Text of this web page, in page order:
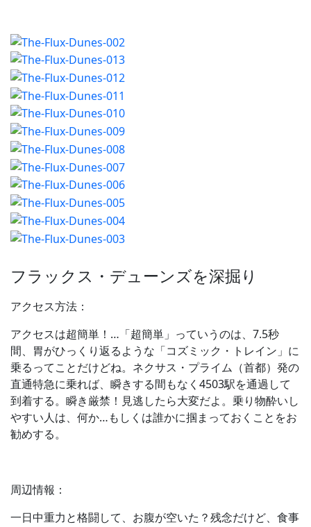
フラックス・デューンズを深掘り
アクセス方法：
アクセスは超簡単！…「超簡単」っていうのは、7.5秒
間、胃がひっくり返るような「コズミック・トレイン」に
乗るってことだけどね。ネクサス・プライム（首都）発の
直通特急に乗れば、瞬きする間もなく4503駅を通過して
到着する。瞬き厳禁！見逃したら大変だよ。乗り物酔いし
やすい人は、何か…もしくは誰かに掴まっておくことをお
勧めする。
周辺情報：
一日中重力と格闘して、お腹が空いた？残念だけど、食事